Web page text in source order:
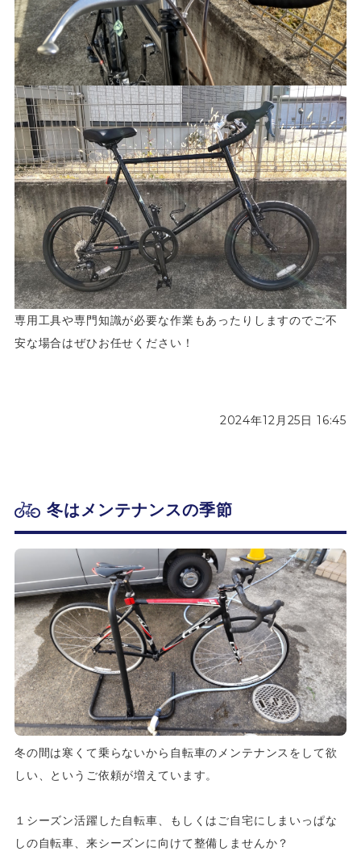
専用工具や専門知識が必要な作業もあったりしますのでご不
安な場合はぜひお任せください！
2024年12月25日 16:45
冬はメンテナンスの季節
冬の間は寒くて乗らないから自転車のメンテナンスをして欲
しい、というご依頼が増えています。
１シーズン活躍した自転車、もしくはご自宅にしまいっぱな
しの自転車、来シーズンに向けて整備しませんか？